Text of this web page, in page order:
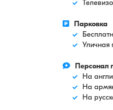
Парковка
Уличная
Персонал
На
На
На